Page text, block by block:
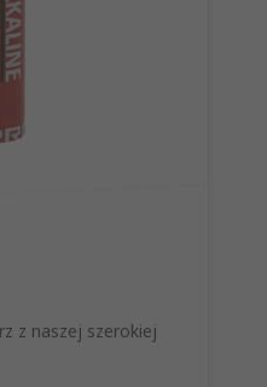
z naszej szerokiej